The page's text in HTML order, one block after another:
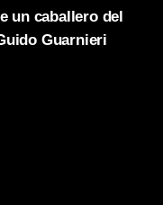
un caballero del
Guarnieri